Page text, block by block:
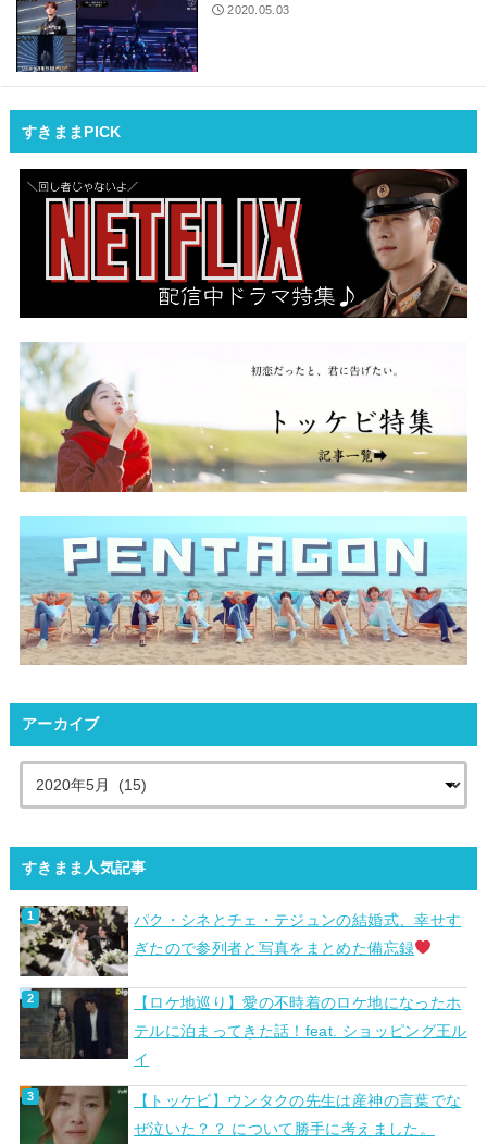
2020.05.03
すきままPICK
アーカイブ
すきまま人気記事
パク・シネとチェ・テジュンの結婚式、幸せす
ぎたので参列者と写真をまとめた備忘録
【ロケ地巡り】愛の不時着のロケ地になったホ
テルに泊まってきた話！feat. ショッピング王ル
イ
【トッケビ】ウンタクの先生は産神の言葉でな
ぜ泣いた？？ について勝手に考えました。